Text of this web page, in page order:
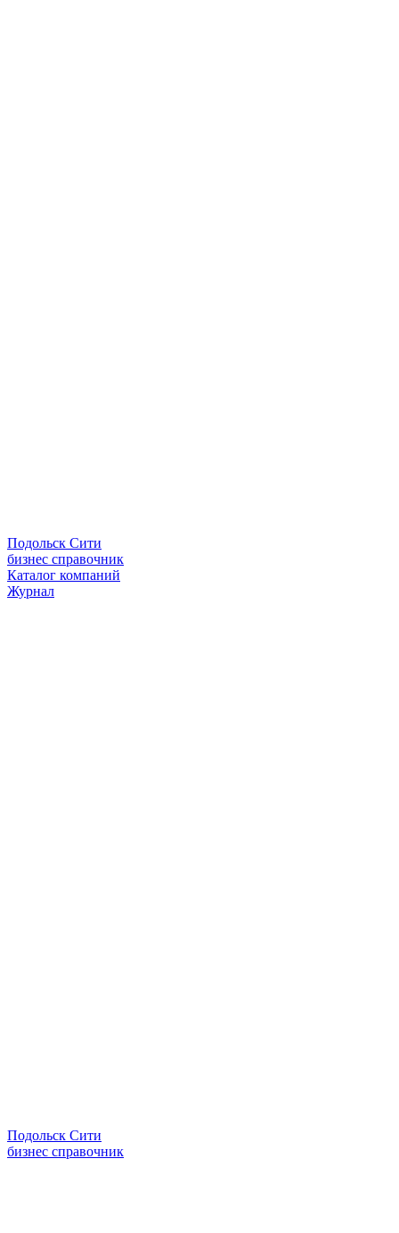
Подольск Сити
бизнес справочник
Каталог компаний
Журнал
Подольск Сити
бизнес справочник